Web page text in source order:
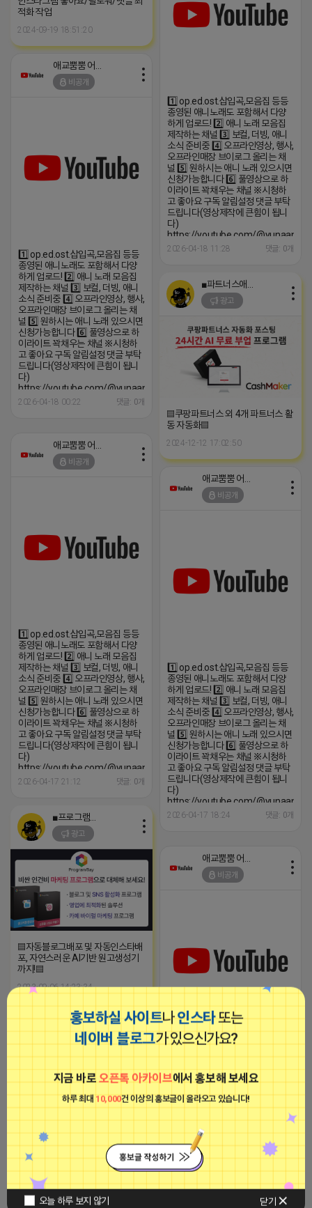
홍보하실 사이트나인스타또는
네이버 블로그가 있으신가요?
지금 바로오픈톡 아카이브에서 홍보해 보세요
하루 최대 10,000건 이상의 홍보글이 올라오고 있습니다!
오늘 하루 보지 않기 닫기
적화 작업
2024-09-19 18:51:20
1️⃣ op.ed.ost.삽입곡,모음집 등등
종영된 애니노래도 포함해서 다양
하게 업로드! 2️⃣ 애니 노래 모음집
제작하는 채널 3️⃣ 보컬, 더빙, 애니
소식 준비중 4️⃣ 오프라인영상, 행사,
오프라인매장 브이로그 올리는 채
널 5️⃣ 원하시는 애니 노래 있으시면
신청가능합니다 6️⃣ 풀영상으로 하
이라이트 꽉채우는 채널 ※시청하
고 좋아요 구독 알림설정 댓글 부탁
드립니다(영상제작에 큰힘이 됩니
다)
https://youtube.com/
si=1q_QihwQFHRuOIIk
2026-04-18 11:28 댓글: 0개
비공개
1️⃣ op.ed.ost.삽입곡,모음집 등등
종영된 애니노래도 포함해서 다양
하게 업로드! 2️⃣ 애니 노래 모음집
제작하는 채널 3️⃣ 보컬, 더빙, 애니
소식 준비중 4️⃣ 오프라인영상, 행사,
오프라인매장 브이로그 올리는 채
널 5️⃣ 원하시는 애니 노래 있으시면
신청가능합니다 6️⃣ 풀영상으로 하
이라이트 꽉채우는 채널 ※시청하
고 좋아요 구독 알림설정 댓글 부탁
드립니다(영상제작에 큰힘이 됩니
다)
https://youtube.com/@yunaanimation?
si=1q_QihwQFHRuOIIk
2026-04-18 00:22 댓글: 0개
광고
▤쿠팡파트너스 외 4개 파트너스 활
동 자동화▤
2024-12-12 17:02:50
비공개
1️⃣ op.ed.ost.삽입곡,모음집 등등
종영된 애니노래도 포함해서 다양
하게 업로드! 2️⃣ 애니 노래 모음집
제작하는 채널 3️⃣ 보컬, 더빙, 애니
소식 준비중 4️⃣ 오프라인영상, 행사,
오프라인매장 브이로그 올리는 채
널 5️⃣ 원하시는 애니 노래 있으시면
신청가능합니다 6️⃣ 풀영상으로 하
이라이트 꽉채우는 채널 ※시청하
고 좋아요 구독 알림설정 댓글 부탁
드립니다(영상제작에 큰힘이 됩니
다)
https://youtube.com/@yunaanimation?
si=1q_QihwQFHRuOIIk
2026-04-17 21:12 댓글: 0개
비공개
1️⃣ op.ed.ost.삽입곡,모음집 등등
종영된 애니노래도 포함해서 다양
하게 업로드! 2️⃣ 애니 노래 모음집
제작하는 채널 3️⃣ 보컬, 더빙, 애니
소식 준비중 4️⃣ 오프라인영상, 행사,
오프라인매장 브이로그 올리는 채
널 5️⃣ 원하시는 애니 노래 있으시면
신청가능합니다 6️⃣ 풀영상으로 하
이라이트 꽉채우는 채널 ※시청하
고 좋아요 구독 알림설정 댓글 부탁
드립니다(영상제작에 큰힘이 됩니
다)
https://youtube.com/
si=1q_QihwQFHRuOIIk
2026-04-17 18:24 댓글: 0개
광고
▤자동블로그배포 및 자동인스타배
포, 자연스러운 AI기반 원고생성기
까지!▤
2023-09-06 14:23:34
비공개
1️⃣ op.ed.ost.삽입곡,모음집 등등
하게 업로드! 2️⃣ 애니 노래 모음집
제작하는 채널 3️⃣ 보컬, 더빙, 애니
소식 준비중 4️⃣ 오프라인영상, 행사,
오프라인매장 브이로그 올리는 채
널 5️⃣ 원하시는 애니 노래 있으시면
신청가능합니다 6️⃣ 풀영상으로 하
이라이트 꽉채우는 채널 ※시청하
고 좋아요 구독 알림설정 댓글 부탁
드립니다(영상제작에 큰힘이 됩니
다)
https://youtube.com/
si=1q_QihwQFHRuOIIk
댓글: 0개
애교뿜뿜 어피치
비공개